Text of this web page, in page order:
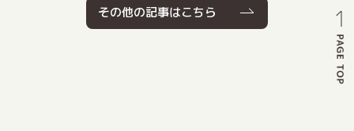
その他の記事はこちら